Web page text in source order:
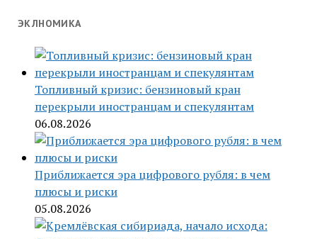
ЭКЛНОМИКА
Топливный кризис: бензиновый кран
перекрыли иностранцам и спекулянтам
06.08.2026
Приближается эра цифрового рубля: в чем
плюсы и риски
05.08.2026